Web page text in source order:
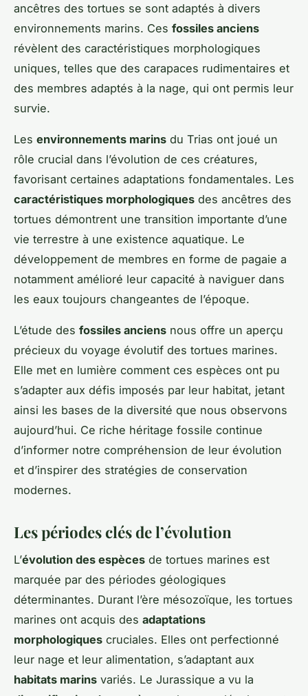
ancêtres des tortues se sont adaptés à divers
environnements marins. Ces fossiles anciens
révèlent des caractéristiques morphologiques
uniques, telles que des carapaces rudimentaires et
des membres adaptés à la nage, qui ont permis leur
survie.
Les environnements marins du Trias ont joué un
rôle crucial dans l’évolution de ces créatures,
favorisant certaines adaptations fondamentales. Les
caractéristiques morphologiques des ancêtres des
tortues démontrent une transition importante d’une
vie terrestre à une existence aquatique. Le
développement de membres en forme de pagaie a
notamment amélioré leur capacité à naviguer dans
les eaux toujours changeantes de l’époque.
L’étude des fossiles anciens nous offre un aperçu
précieux du voyage évolutif des tortues marines.
Elle met en lumière comment ces espèces ont pu
s’adapter aux défis imposés par leur habitat, jetant
ainsi les bases de la diversité que nous observons
aujourd’hui. Ce riche héritage fossile continue
d’informer notre compréhension de leur évolution
et d’inspirer des stratégies de conservation
modernes.
Les périodes clés de l’évolution
L’évolution des espèces de tortues marines est
marquée par des périodes géologiques
déterminantes. Durant l’ère mésozoïque, les tortues
marines ont acquis des adaptations
morphologiques cruciales. Elles ont perfectionné
leur nage et leur alimentation, s’adaptant aux
habitats marins variés. Le Jurassique a vu la